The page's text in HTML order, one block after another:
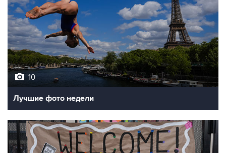
10
Лучшие фото недели